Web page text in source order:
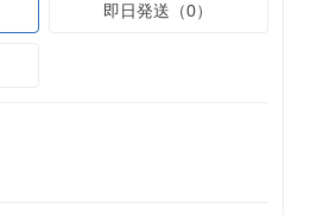
即日発送（0）